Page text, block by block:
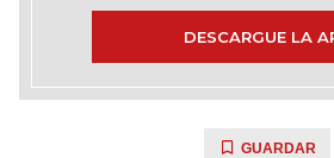
DESCARGUE LA
GUARDAR